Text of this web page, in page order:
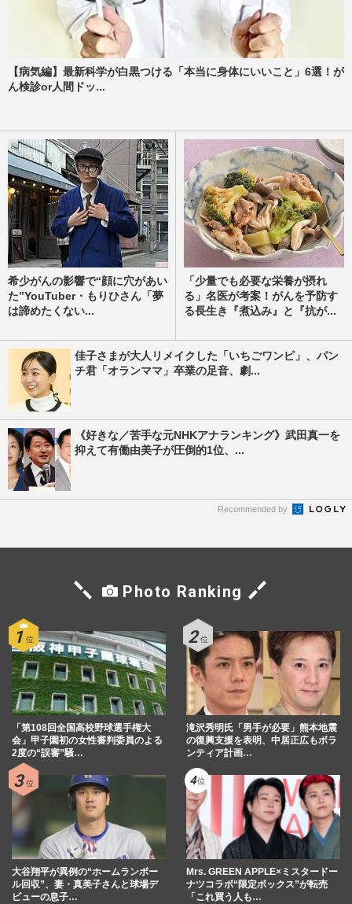
【病気編】最新科学が白黒つける「本当に身体にいいこと」6選！が
ん検診or人間ドッ...
希少がんの影響で“顔に穴があい
た”YouTuber・もりひさん「夢
は諦めたくない...
「少量でも必要な栄養が摂れ
る」名医が考案！がんを予防す
る長生き『煮込み』と『抗が...
佳子さまが大人リメイクした「いちごワンピ」、パン
チ君「オランママ」卒業の足音、劇...
《好きな／苦手な元NHKアナランキング》武田真一を
抑えて有働由美子が圧倒的1位、...
Recommended by
Photo Ranking
「第108回全国高校野球選手権大
会」甲子園初の女性審判委員のよる
2度の“誤審”騒…
滝沢秀明氏「男手が必要」熊本地震
の復興支援を表明、中居正広もボラ
ンティア計画…
大谷翔平が異例の“ホームランボー
ル回収”、妻・真美子さんと球場デ
ビューの息子…
Mrs. GREEN APPLE×ミスタードー
ナツコラボ“限定ボックス”が転売
「これ買う人も…